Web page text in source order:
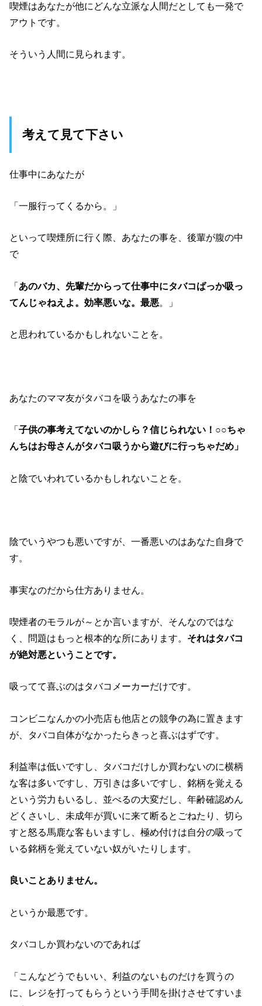
喫煙はあなたが他にどんな立派な人間だとしても一発で
アウトです。
そういう人間に見られます。
考えて見て下さい
仕事中にあなたが
「一服行ってくるから。」
といって喫煙所に行く際、あなたの事を、後輩が腹の中
で
「あのバカ、先輩だからって仕事中にタバコばっか吸っ
てんじゃねえよ。効率悪いな。最悪。」
と思われているかもしれないことを。
あなたのママ友がタバコを吸うあなたの事を
「子供の事考えてないのかしら？信じられない！○○ちゃ
んちはお母さんがタバコ吸うから遊びに行っちゃだめ」
と陰でいわれているかもしれないことを。
陰でいうやつも悪いですが、一番悪いのはあなた自身で
す。
事実なのだから仕方ありません。
喫煙者のモラルが～とか言いますが、そんなのではな
く、問題はもっと根本的な所にあります。 それはタバコ
が絶対悪ということです。
吸ってて喜ぶのはタバコメーカーだけです。
コンビニなんかの小売店も他店との競争の為に置きます
が、タバコ自体がなかったらきっと喜ぶはずです。
利益率は低いですし、タバコだけしか買わないのに横柄
な客は多いですし、万引きは多いですし、銘柄を覚える
という労力もいるし、並べるの大変だし、年齢確認めん
どくさいし、未成年が買いに来て断るとごねたり、切ら
すと怒る馬鹿な客もいますし、極め付けは自分の吸って
いる銘柄を覚えていない奴がいたりします。
良いことありません。
というか最悪です。
タバコしか買わないのであれば
「こんなどうでもいい、利益のないものだけを買うの
に、レジを打ってもらうという手間を掛けさせてすいま